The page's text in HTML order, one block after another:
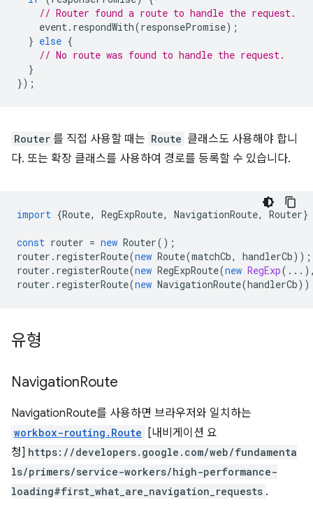
// Router found a route to handle the request.
event. respondWith(responsePromise);
} else {
// No route was found to handle the request.
}
});
Router 를 직접 사용할 때는 Route 클래스도 사용해야 합니
다. 또는 확장 클래스를 사용하여 경로를 등록할 수 있습니다.
import {Route, RegExpRoute, NavigationRoute, Router}
const router = new Router();
router . registerRoute(new Route(matchCb, handlerCb));
router . registerRoute(new RegExpRoute(new RegExp
router . registerRoute(new NavigationRoute(handlerCb
유형
NavigationRoute
NavigationRoute를 사용하면 브라우저와 일치하는
workbox-routing.Route
[내비게이션 요
청] https://developers.google.com/web/fundamenta
ls/primers/service-workers/high-performance-
loading#first_what_are_navigation_requests .